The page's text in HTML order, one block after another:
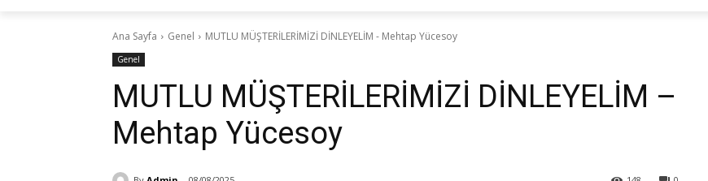
Ana Sayfa Genel MUTLU MÜŞTERİLERİMİZİ DİNLEYELİM - Mehtap Yücesoy
Genel
MUTLU MÜŞTERİLERİMİZİ DİNLEYELİM –
Mehtap Yücesoy